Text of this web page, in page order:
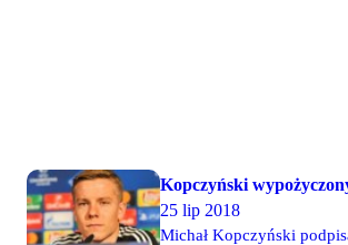
Kopczyński
25 lip 2018
Michał Kopczyński